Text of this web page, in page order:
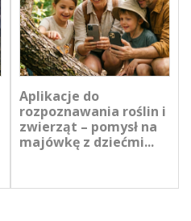
Aplikacje do
rozpoznawania roślin i
zwierząt – pomysł na
majówkę z dziećmi...